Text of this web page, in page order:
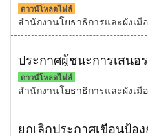
ดาวน์โหลดไฟล์
สำนักงานโยธาธิการและผังเมื
ดาวน์โหลดไฟล์
สำนักงานโยธาธิการและผังเมื